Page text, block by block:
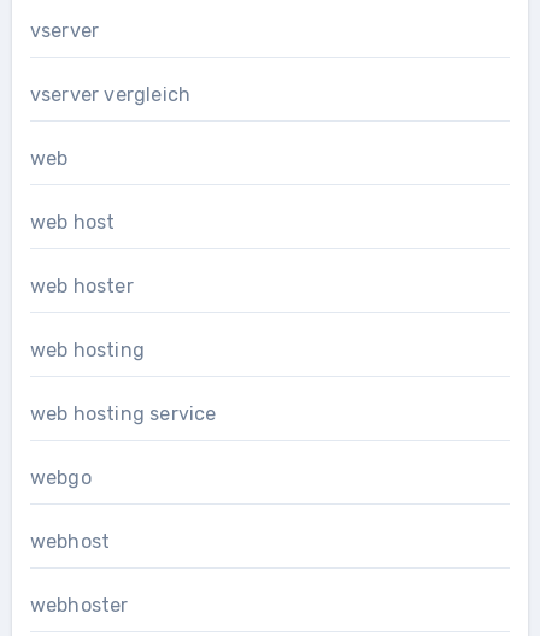
vserver
vserver vergleich
web
web host
web hoster
web hosting
web hosting service
webgo
webhost
webhoster